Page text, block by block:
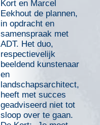
Kort en Marcel
Eekhout de plannen,
in opdracht en
samenspraak met
ADT. Het duo,
respectievelijk
beeldend kunstenaar
en
landschapsarchitect,
heeft met succes
geadviseerd niet tot
sloop over te gaan.